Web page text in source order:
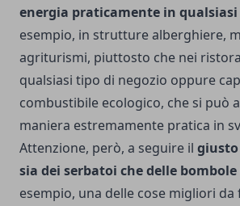
energia praticamente in
esempio, in strutture alberghiere,
agriturismi, piuttosto che nei
qualsiasi tipo di negozio oppure
combustibile ecologico, che si può
maniera estremamente pratica in
Attenzione, però, a seguire il
sia dei serbatoi che delle bombole
esempio, una delle cose migliori da